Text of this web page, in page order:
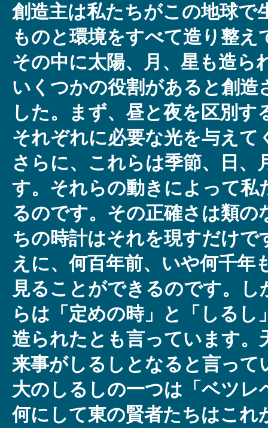
創造主は私たちがこの地球で
ものと環境をすべて造り整
その中に太陽、月、星も造ら
いくつかの役割があると創造
した。まず、昼と夜を区別す
それぞれに必要な光を与えて
さらに、これらは季節、日、
す。それらの動きによって私
るのです。その正確さは類の
ちの時計はそれを現すだけで
えに、何百年前、いや何千年
見ることができるのです。
らは「定めの時」と「しるし
造られたとも言っています。
来事がしるしとなると言って
大のしるしの一つは「ベツレ
何にして東の賢者たちはこれ